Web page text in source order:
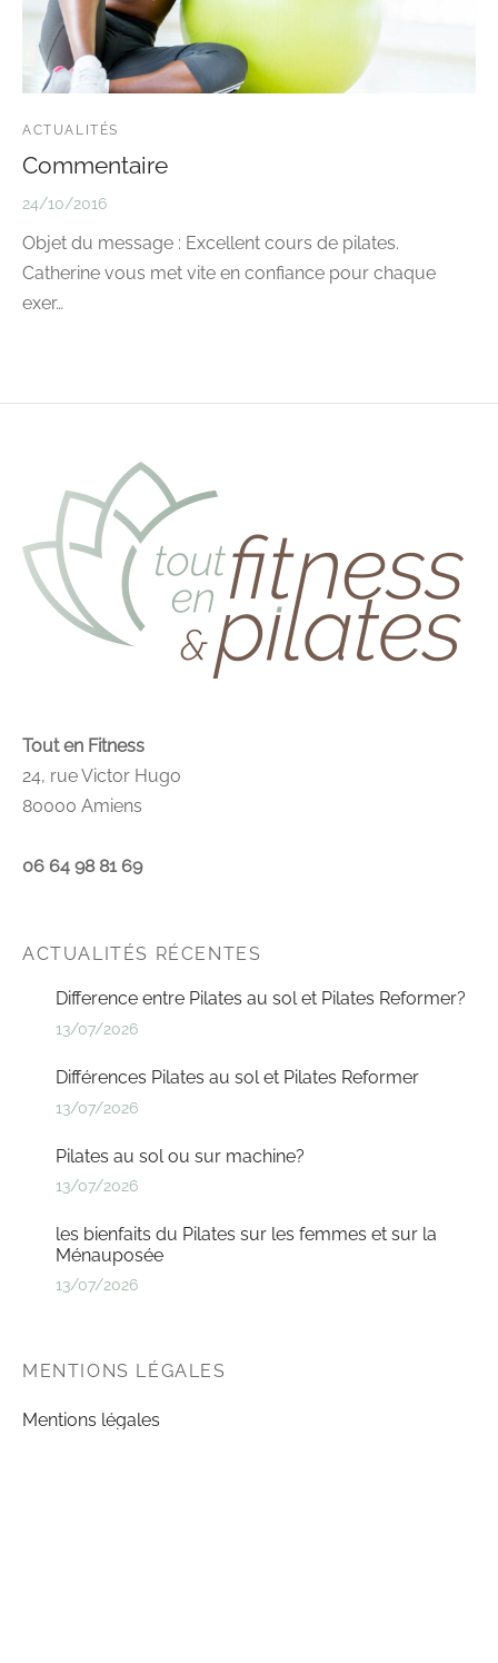
ACTUALITÉS
Commentaire
24/10/2016
Objet du message : Excellent cours de pilates.
Catherine vous met vite en confiance pour chaque
exer…
Tout en Fitness
24, rue Victor Hugo
80000 Amiens
06 64 98 81 69
ACTUALITÉS RÉCENTES
Difference entre Pilates au sol et Pilates Reformer?
13/07/2026
Différences Pilates au sol et Pilates Reformer
13/07/2026
Pilates au sol ou sur machine?
13/07/2026
les bienfaits du Pilates sur les femmes et sur la
Ménauposée
13/07/2026
MENTIONS LÉGALES
Mentions légales